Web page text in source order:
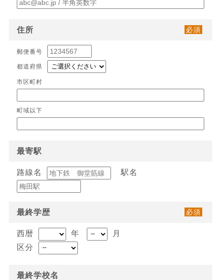
住所 必須
郵便番号
都道府県
市区町村
町域以下
最寄駅
路線名 駅名
最終学歴 必須
西暦 年
月
区分
最終学校名